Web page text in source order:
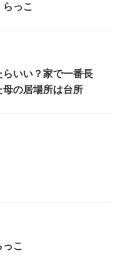
っこ
いい？家で一番長
母の居場所は台所
っこ